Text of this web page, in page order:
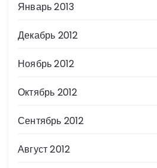
Январь 2013
Декабрь 2012
Ноябрь 2012
Октябрь 2012
Сентябрь 2012
Август 2012